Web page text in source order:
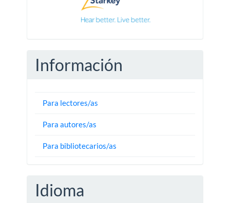
Información
Para lectores/as
Para autores/as
Para bibliotecarios/as
Idioma